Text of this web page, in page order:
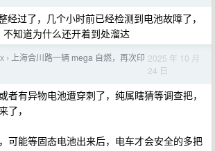
经过了，几个小时前已经检测到电池故障了，
知道为什么还开着到处溜达
›
上海合川路一辆 mega 自燃，再次印 2025 年 10 月
24 日
者有异物电池遭穿刺了，纯属瞎猜等调查把，
了，
可能等固态电池出来后，电车才会安全的多把